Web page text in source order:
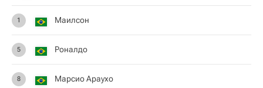
1 Маилсон
5 Роналдо
8 Марсио Араухо